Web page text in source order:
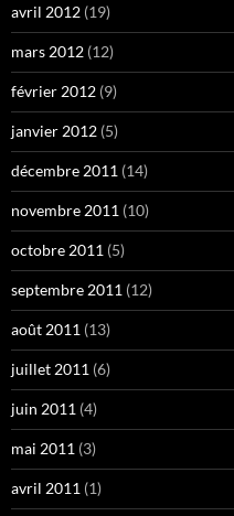
avril 2012 (19)
mars 2012 (12)
février 2012 (9)
janvier 2012 (5)
décembre 2011 (14)
novembre 2011 (10)
octobre 2011 (5)
septembre 2011 (12)
août 2011 (13)
juillet 2011 (6)
juin 2011 (4)
mai 2011 (3)
avril 2011 (1)